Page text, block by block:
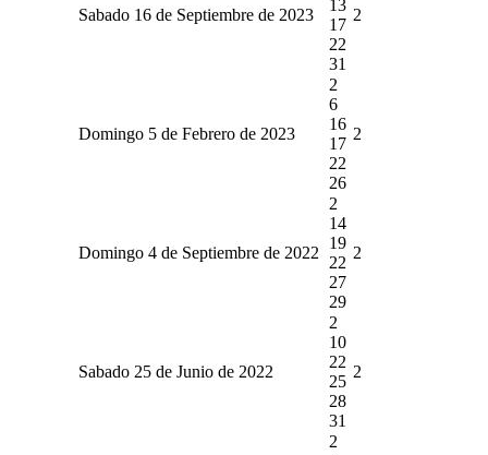
Sabado 16 de Septiembre de 2023
13
17
22
31
2
Domingo 5 de Febrero de 2023
2
6
16
17
22
26
2
Domingo 4 de Septiembre de 2022
2
14
19
22
27
29
2
Sabado 25 de Junio de 2022
2
10
22
25
28
31
2
2